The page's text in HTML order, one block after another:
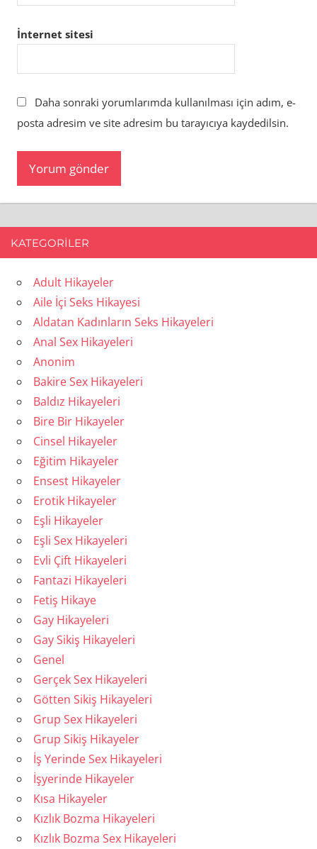
İnternet sitesi
Daha sonraki yorumlarımda kullanılması için adım, e-
posta adresim ve site adresim bu tarayıcıya kaydedilsin.
KATEGORILER
Adult Hikayeler
Aile İçi Seks Hikayesi
Aldatan Kadınların Seks Hikayeleri
Anal Sex Hikayeleri
Anonim
Bakire Sex Hikayeleri
Baldız Hikayeleri
Bire Bir Hikayeler
Cinsel Hikayeler
Eğitim Hikayeler
Ensest Hikayeler
Erotik Hikayeler
Eşli Hikayeler
Eşli Sex Hikayeleri
Evli Çift Hikayeleri
Fantazi Hikayeleri
Fetiş Hikaye
Gay Hikayeleri
Gay Sikiş Hikayeleri
Genel
Gerçek Sex Hikayeleri
Götten Sikiş Hikayeleri
Grup Sex Hikayeleri
Grup Sikiş Hikayeler
İş Yerinde Sex Hikayeleri
İşyerinde Hikayeler
Kısa Hikayeler
Kızlık Bozma Hikayeleri
Kızlık Bozma Sex Hikayeleri